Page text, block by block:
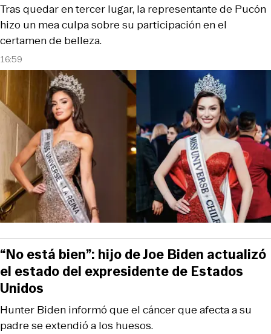
16:59
Tras quedar en tercer lugar, la representante de Pucón
hizo un mea culpa sobre su participación en el
certamen de belleza.
Hunter Biden informó que el cáncer que afecta a su
padre se extendió a los huesos.
“No está bien”: hijo de Joe Biden actualizó
el estado del expresidente de Estados
Unidos